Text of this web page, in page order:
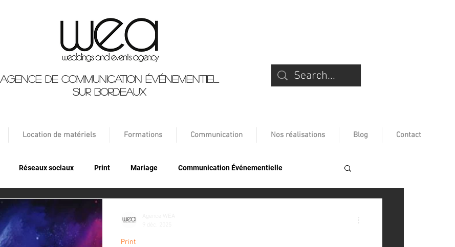
Agence de communication événementiel
sur Bordeaux
Location de matériels Formations Communication Nos réalisations Blog Contact
Réseaux sociaux Print Mariage Communication Événementielle
Print